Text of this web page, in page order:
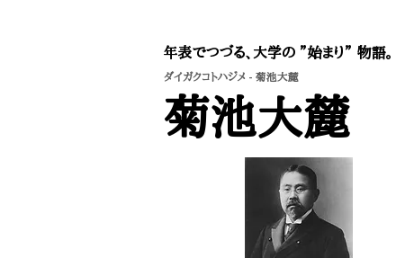
年表でつづる、大学の ”始まり” 物語。
ダイガクコトハジメ - 菊池大麓
菊池大麓